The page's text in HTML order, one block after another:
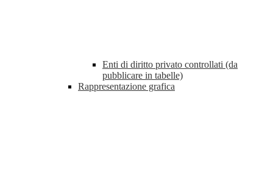
Enti di diritto privato controllati (da
pubblicare in tabelle)
Rappresentazione grafica